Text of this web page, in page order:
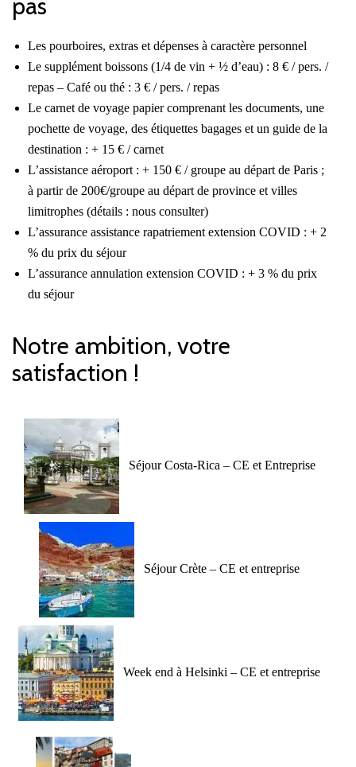
pas
Les pourboires, extras et dépenses à caractère personnel
Le supplément boissons (1/4 de vin + ½ d’eau) : 8 € / pers. /
repas – Café ou thé : 3 € / pers. / repas
Le carnet de voyage papier comprenant les documents, une
pochette de voyage, des étiquettes bagages et un guide de la
destination : + 15 € / carnet
L’assistance aéroport : + 150 € / groupe au départ de Paris ;
à partir de 200€/groupe au départ de province et villes
limitrophes (détails : nous consulter)
L’assurance assistance rapatriement extension COVID : + 2
% du prix du séjour
L’assurance annulation extension COVID : + 3 % du prix
du séjour
Notre ambition, votre
satisfaction !
Séjour Costa-Rica – CE et Entreprise
Séjour Crète – CE et entreprise
Week end à Helsinki – CE et entreprise